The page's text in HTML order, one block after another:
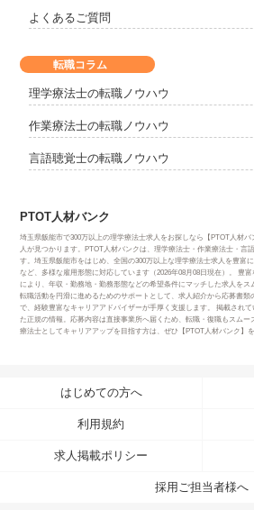
よくあるご質問
転職コラム
理学療法士の転職ノウハウ
作業療法士の転職ノウハウ
言語聴覚士の転職ノウハウ
PTOT人材バンク
埼玉県飯能市で300万以上の理学療法士求人をお探しなら【PTOT人材
人が見つかります。PTOT人材バンクは、理学療法士・作業療法士・言
す。埼玉県飯能市をはじめ、全国の300万以上な理学療法士求人を豊富
など、多様な雇用形態に対応しています（2026年08月08日現在）。 豊
により、年収・勤務地・勤務形態などの希望条件にマッチした求人をス
転職活動を円滑に進めるためのサポートとして、求人紹介から応募書類
で、経験豊富なキャリアアドバイザーが手厚く支援します。 掲載され
た正規の情報。応募内容は直接事業所へ届くため、転職・復職もスム
療法士としてキャリアアップを目指す方は、ぜひ【PTOT人材バンク】
はじめての方へ
利用規約
求人掲載ポリシー
採用ご担当者様へ